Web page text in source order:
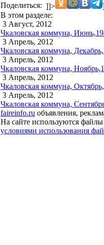
Поделиться: ]]>
В этом разделе:
3 Август, 2012
Чкаловская коммуна,
3 Апрель, 2012
Чкаловская коммуна,
3 Апрель, 2012
Чкаловская коммуна,
3 Апрель, 2012
Чкаловская коммуна,
3 Апрель, 2012
Чкаловская коммуна,
faireinfo.ru объявления,
На сайте используются
условиями использования